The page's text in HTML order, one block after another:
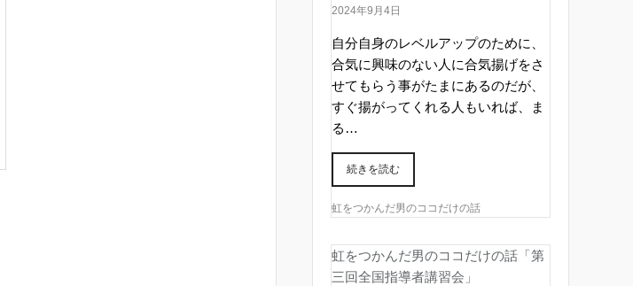
2024年9月4日
自分自身のレベルアップのために、
合気に興味のない人に合気揚げをさ
せてもらう事がたまにあるのだが、
すぐ揚がってくれる人もいれば、ま
る…
続きを読む
虹をつかんだ男のココだけの話
虹をつかんだ男のココだけの話「第
三回全国指導者講習会」